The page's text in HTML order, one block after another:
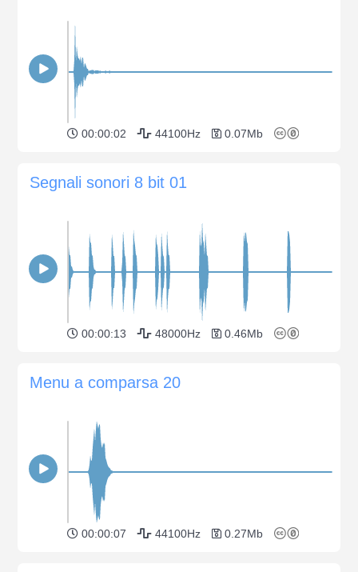
00:00:02 44100Hz 0.07Mb
Segnali sonori 8 bit 01
00:00:13 48000Hz 0.46Mb
Menu a comparsa 20
00:00:07 44100Hz 0.27Mb